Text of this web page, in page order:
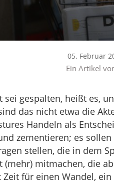
05. Februar
Ein Artikel
sei gespalten, heißt es,
das nicht etwa die
Handeln als
zementieren; es
stellen, die in dem
(mehr) mitmachen, die
für einen Wandel,